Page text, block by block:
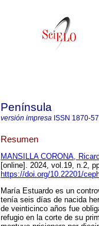
Península
versión impresa ISSN 1870-
Resumen
MANSILLA CORONA,
[online]. 2024, vol.19, n.2,
https://doi.org/10.22201/
María Estuardo es un
tenía seis días de nacida
de veinticinco años fue
refugio en la corte de su